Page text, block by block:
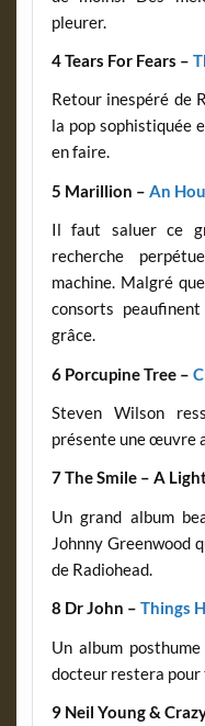
pleurer.
4 Tears For Fears –
Retour inespéré de
la pop sophistiquée
en faire.
5 Marillion – An
Il faut saluer ce
recherche
machine. Malgré
consorts
grâce.
6 Porcupine Tree –
Steven Wilson
présente une œuvre
7 The Smile – A
Un grand album
Johnny Greenwood
de Radiohead.
8 Dr John – Things
Un album
docteur restera pour
9 Neil Young &